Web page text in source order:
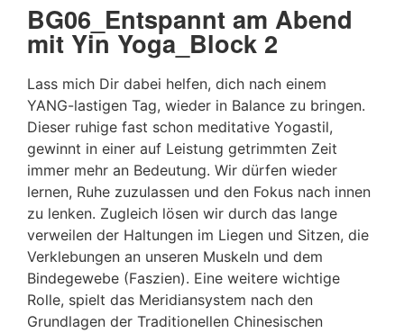
BG06_Entspannt am Abend
mit Yin Yoga_Block 2
Lass mich Dir dabei helfen, dich nach einem
YANG-lastigen Tag, wieder in Balance zu bringen.
Dieser ruhige fast schon meditative Yogastil,
gewinnt in einer auf Leistung getrimmten Zeit
immer mehr an Bedeutung. Wir dürfen wieder
lernen, Ruhe zuzulassen und den Fokus nach innen
zu lenken. Zugleich lösen wir durch das lange
verweilen der Haltungen im Liegen und Sitzen, die
Verklebungen an unseren Muskeln und dem
Bindegewebe (Faszien). Eine weitere wichtige
Rolle, spielt das Meridiansystem nach den
Grundlagen der Traditionellen Chinesischen